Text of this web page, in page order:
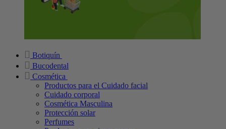
Botiquín
Bucodental
Cosmética
Productos para el Cuidado facial
Cuidado corporal
Cosmética Masculina
Protección solar
Perfumes